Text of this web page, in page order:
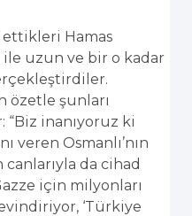
Hamas
uzun ve bir o kadar
özetle şunları
inanıyoruz ki
veren Osmanlı’nın
da cihad
için milyonları
‘Türkiye